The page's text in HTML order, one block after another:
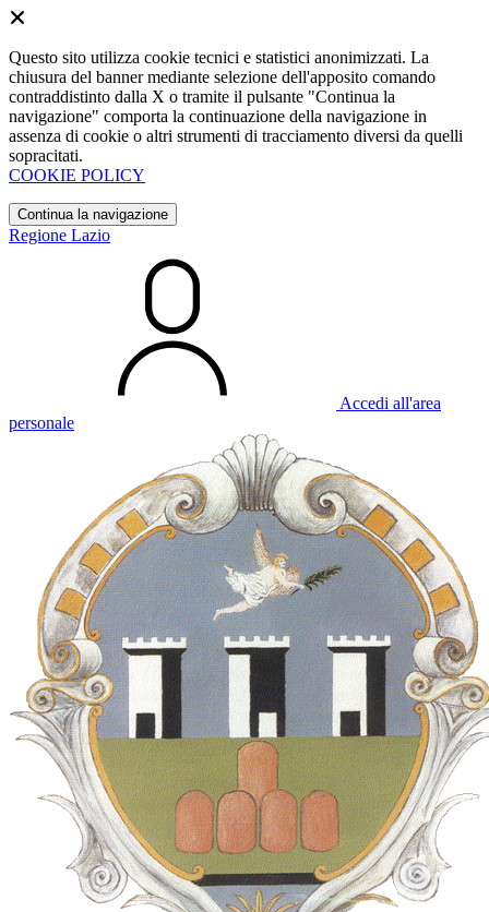
Questo sito utilizza cookie tecnici e statistici anonimizzati. La
chiusura del banner mediante selezione dell'apposito comando
contraddistinto dalla X o tramite il pulsante "Continua la
navigazione" comporta la continuazione della navigazione in
assenza di cookie o altri strumenti di tracciamento diversi da quelli
sopracitati.
COOKIE POLICY
Continua la navigazione
Regione Lazio
Accedi all'area
personale